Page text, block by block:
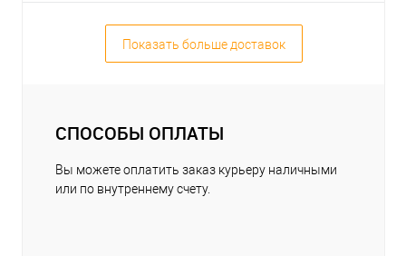
Показать больше доставок
СПОСОБЫ ОПЛАТЫ
Вы можете оплатить заказ курьеру наличными
или по внутреннему счету.